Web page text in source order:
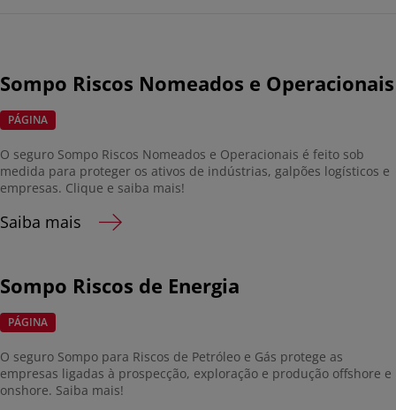
Sompo Riscos Nomeados e Operacionais
PÁGINA
O seguro Sompo Riscos Nomeados e Operacionais é feito sob
medida para proteger os ativos de indústrias, galpões logísticos e
empresas. Clique e saiba mais!
Saiba mais
Sompo Riscos de Energia
PÁGINA
O seguro Sompo para Riscos de Petróleo e Gás protege as
empresas ligadas à prospecção, exploração e produção offshore e
onshore. Saiba mais!